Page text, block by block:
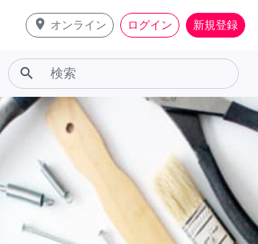
place オンライン ログイン 新規登録
search